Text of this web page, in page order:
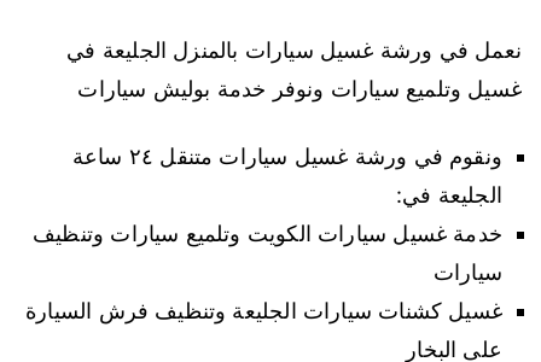
نعمل في ورشة غسيل سيارات بالمنزل الجليعة في
غسيل وتلميع سيارات ونوفر خدمة بوليش سيارات
ونقوم في ورشة غسيل سيارات متنقل ٢٤ ساعة
الجليعة في:
خدمة غسيل سيارات الكويت وتلميع سيارات وتنظيف
سيارات
غسيل كشنات سيارات الجليعة وتنظيف فرش السيارة
على البخار